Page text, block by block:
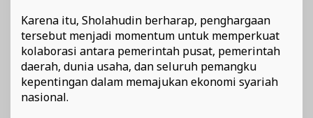
Karena itu, Sholahudin berharap, penghargaan
tersebut menjadi momentum untuk memperkuat
kolaborasi antara pemerintah pusat, pemerintah
daerah, dunia usaha, dan seluruh pemangku
kepentingan dalam memajukan ekonomi syariah
nasional.